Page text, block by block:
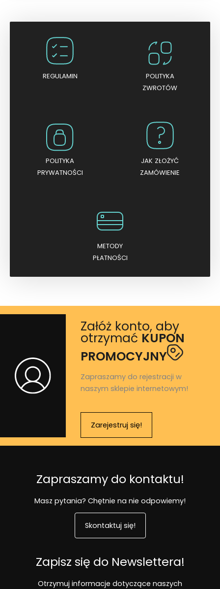
n
a
5
REGULAMIN
POLITYKA
ZWROTÓW
POLITYKA
PRYWATNOŚCI
JAK ZŁOŻYĆ
ZAMÓWIENIE
METODY
PŁATNOŚCI
Załóż konto, aby
otrzymać KUPON
PROMOCYJNY
Zapraszamy do rejestracji w
naszym sklepie internetowym!
Zarejestruj się!
Zapraszamy do kontaktu!
Masz pytania? Chętnie na nie odpowiemy!
Skontaktuj się!
Zapisz się do Newslettera!
Otrzymuj informacje dotyczące naszych